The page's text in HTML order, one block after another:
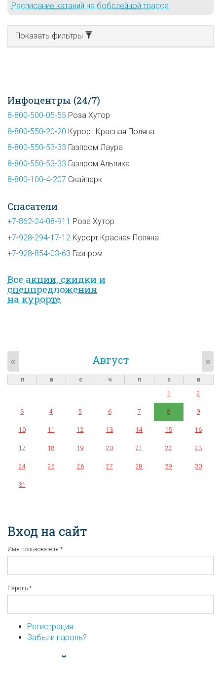
Расписание катаний на бобслейной трассе.
Показать фильтры
Инфоцентры (24/7)
8-800-500-05-55 Роза Хутор
8-800-550-20-20 Курорт Красная Поляна
8-800-550-53-33 Газпром Лаура
8-800-550-53-33 Газпром Альпика
8-800-100-4-207 Скайпарк
Спасатели
+7-862-24-08-911 Роза Хутор
+7-928-294-17-12 Курорт Красная Поляна
+7-928-854-03-63 Газпром
Все акции, скидки и
спец­предложе­ния
на курорте
Август
« »
п в с ч п с
в
1
2
3 4 5 6 7 8 9
10 11 12 13 14 15 16
17 18 19 20 21 22 23
24 25 26 27 28 29 30
31
Вход на сайт
Имя пользователя *
Пароль *
Регистрация
Забыли пароль?
...или войдите используя